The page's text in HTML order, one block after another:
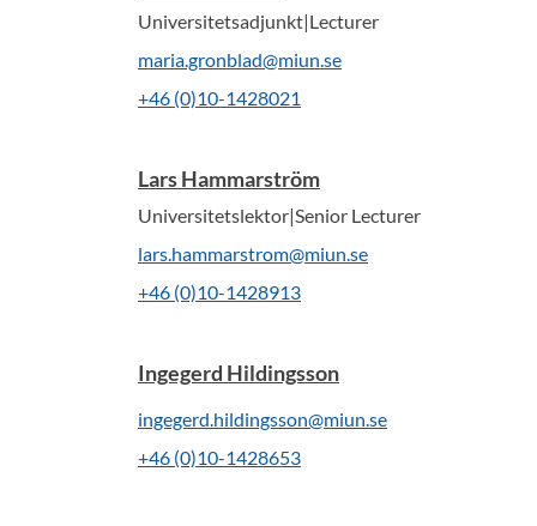
Universitetsadjunkt|Lecturer
maria.gronblad@miun.se
+46 (0)10-1428021
Lars Hammarström
Universitetslektor|Senior Lecturer
lars.hammarstrom@miun.se
+46 (0)10-1428913
Ingegerd Hildingsson
ingegerd.hildingsson@miun.se
+46 (0)10-1428653